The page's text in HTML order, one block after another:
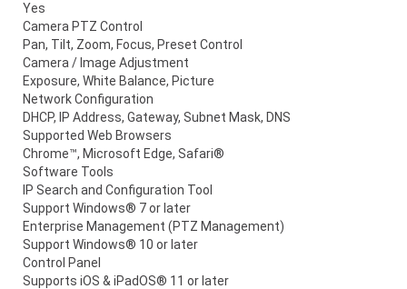
Yes
Camera PTZ Control
Pan, Tilt, Zoom, Focus, Preset Control
Camera / Image Adjustment
Exposure, White Balance, Picture
Network Configuration
DHCP, IP Address, Gateway, Subnet Mask, DNS
Supported Web Browsers
Chrome™, Microsoft Edge, Safari®
Software Tools
IP Search and Configuration Tool
Support Windows® 7 or later
Enterprise Management (PTZ Management)
Support Windows® 10 or later
Control Panel
Supports iOS & iPadOS® 11 or later